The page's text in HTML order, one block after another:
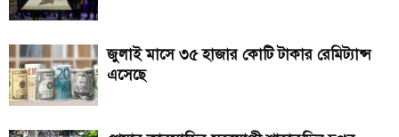
জুলাই মাসে ৩৫ হাজার কোটি টাকার রেমিট্যান্স
এসেছে